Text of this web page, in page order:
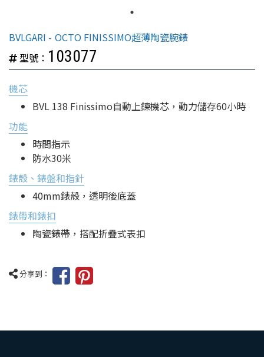
BVLGARI
OCTO FINISSIMO超薄陶瓷腕錶
型號： 103077
機芯
BVL 138 Finissimo自動上鍊機芯，動力儲存60小時
功能
時間指示
防水30米
錶殼、錶盤和指針
40mm錶殼，透明後底蓋
錶帶和錶扣
陶瓷錶帶，搭配折疊式表扣
分享到：